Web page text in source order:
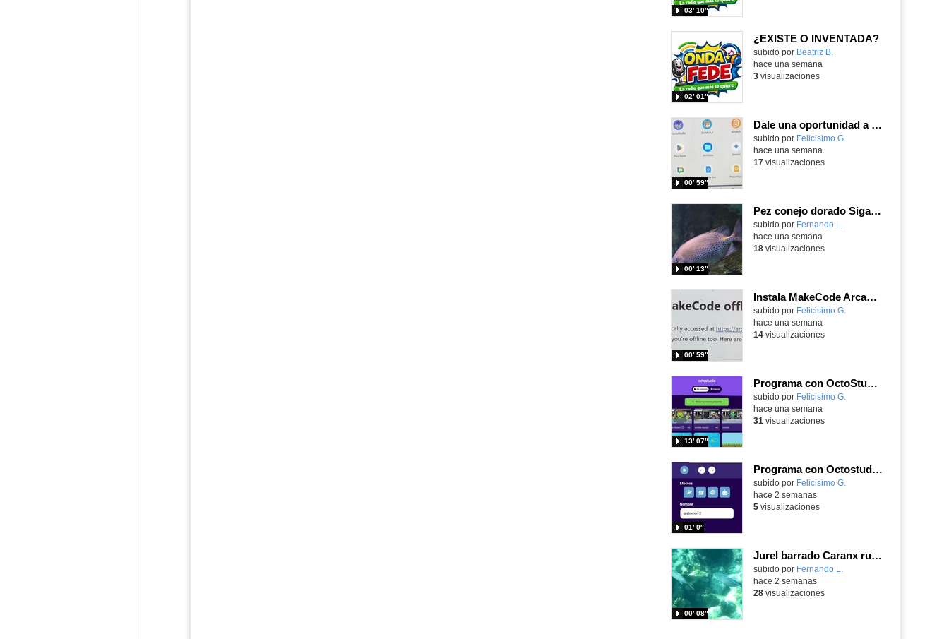
03′ 10″
¿EXISTE O INVENTADA?
Contenido educativo.
subido por Beatriz B.
02′ 01″
hace una semana
3visualizaciones
Dale una oportunidad a los Chromebooks y utiliza un proyector para realizar talleres si no tienes pantallas táctiles
Contenido educativo.
subido por Felicisimo G.
00′ 59″
hace una semana
17visualizaciones
Pez conejo dorado Siganus guttatus (Bloch, 1786)
Contenido educativo.
subido por Fernando L.
00′ 13″
hace una semana
18visualizaciones
Instala MakeCode Arcade para trabajar offline en tu tablet, ordenador, Chromebook
Contenido educativo.
subido por Felicisimo G.
00′ 59″
hace una semana
14visualizaciones
Programa con OctoStudio, un juego de disparos contra Zombies con un cargador basado en el House of the dead
Contenido educativo.
subido por Felicisimo G.
13′ 07″
hace una semana
31 visualizaciones
Programa con Octostudio, una animación utilizando la cámara para una foto y audio y texto para comunicar.
Contenido educativo.
subido por Felicisimo G.
01′ 0″
hace 2 semanas
5visualizaciones
Jurel barrado Caranx ruber (Bloch, 1793)
Contenido educativo.
subido por Fernando L.
00′ 08″
hace 2 semanas
28visualizaciones